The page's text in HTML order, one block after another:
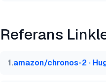
@misc{ermut2026,
title  = {{Zaman
Referans
1.amazon/chronos-2 ·